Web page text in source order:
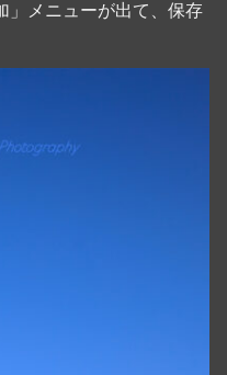
」メニューが出て、保存